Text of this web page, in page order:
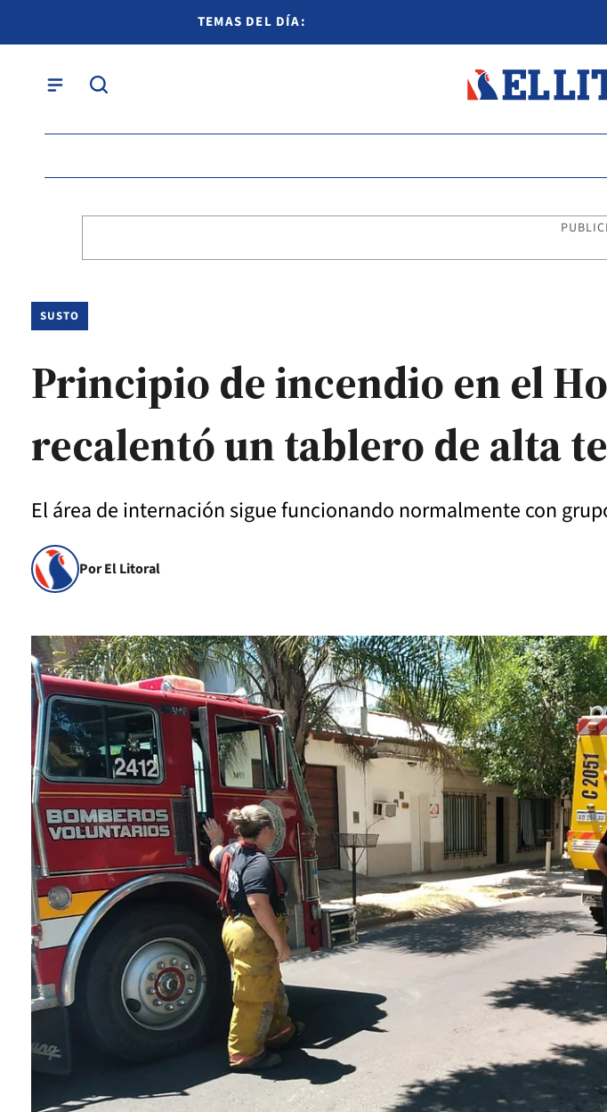
TEMAS DEL DÍA:
SUSTO
Principio de incendio en el
recalentó un tablero de alta
El área de internación sigue funcionando normalmente con
Por El Litoral